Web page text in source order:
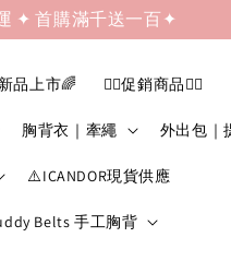
✦ 首購滿千送一百✦
品上市🌈 ❤️‍🔥促銷商品❤️‍🔥
胸背衣｜牽繩 外出包｜
⚠️ICANDOR現貨供應
Belts 手工胸背